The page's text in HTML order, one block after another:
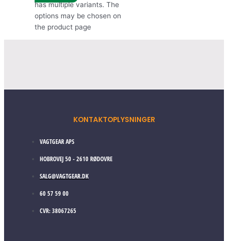
has multiple variants. The
options may be chosen on
the product page
KONTAKTOPLYSNINGER
VAGTGEAR APS
HOBROVEJ 50 - 2610 RØDOVRE
SALG@VAGTGEAR.DK
60 57 59 00
CVR: 38067265